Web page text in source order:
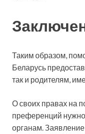
Таким образом,
Беларусь
так и родителям,
О своих правах на
преференций
органам.